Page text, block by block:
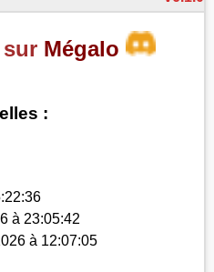
Mégalo
:
à 23:05:42
à 12:07:05